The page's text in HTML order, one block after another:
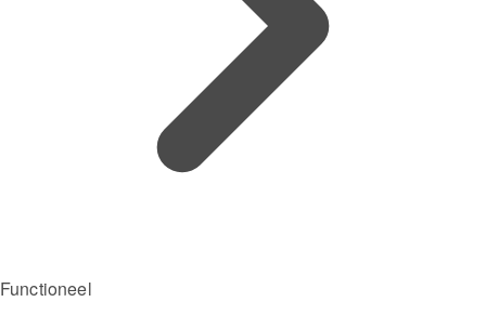
Functioneel